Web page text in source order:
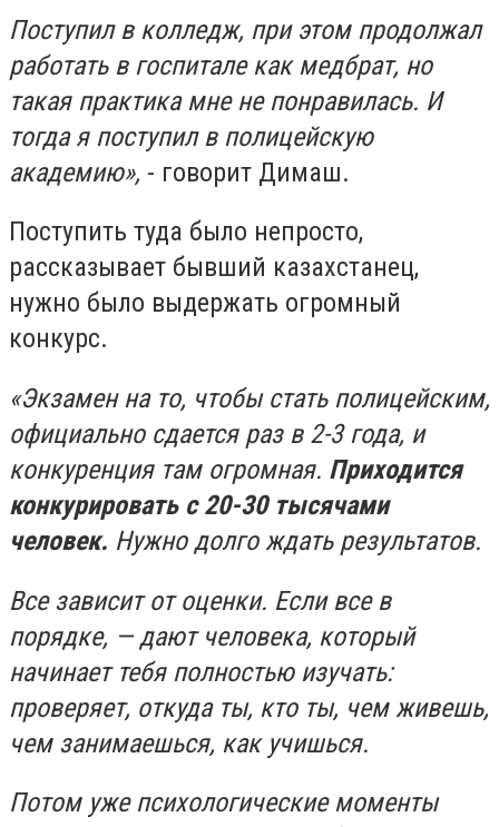
Поступил в колледж, при этом продолжал
работать в госпитале как медбрат, но
такая практика мне не понравилась. И
тогда я поступил в полицейскую
академию», - говорит Димаш.
Поступить туда было непросто,
рассказывает бывший казахстанец,
нужно было выдержать огромный
конкурс.
«Экзамен на то, чтобы стать полицейским,
официально сдается раз в 2-3 года, и
конкуренция там огромная. Приходится
конкурировать с 20-30 тысячами
человек. Нужно долго ждать результатов.
Все зависит от оценки. Если все в
порядке, — дают человека, который
начинает тебя полностью изучать:
проверяет, откуда ты, кто ты, чем живешь,
чем занимаешься, как учишься.
Потом уже психологические моменты